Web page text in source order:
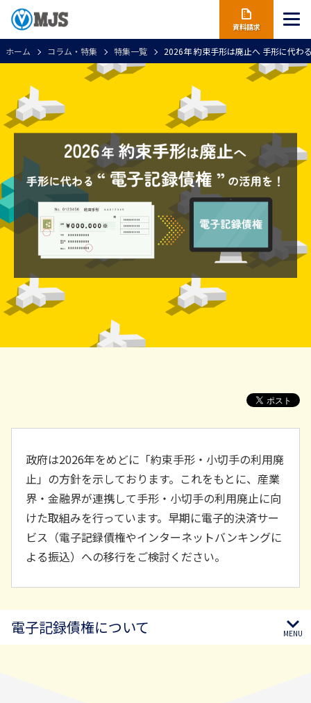
資料請求
ホーム コラム・特集 特集一覧 2026年 約束手形は廃止へ 手形に代わ
政府は2026年をめどに「約束手形・小切手の利用廃
止」の方針を示しております。これをもとに、産業
界・金融界が連携して手形・小切手の利用廃止に向
けた取組みを行っています。早期に電子的決済サー
ビス（電子記録債権やインターネットバンキングに
よる振込）への移行をご検討ください。
電子記録債権について